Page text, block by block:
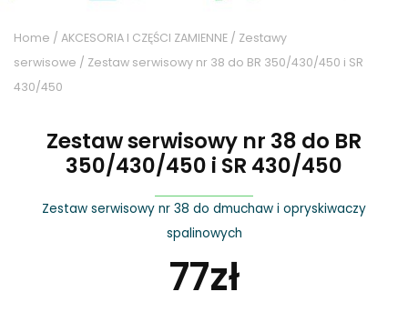
Home / AKCESORIA I CZĘŚCI ZAMIENNE / Zestawy
serwisowe / Zestaw serwisowy nr 38 do BR 350/430/450 i SR
430/450
Zestaw serwisowy nr 38 do BR
350/430/450 i SR 430/450
Zestaw serwisowy nr 38 do dmuchaw i opryskiwaczy
spalinowych
77zł